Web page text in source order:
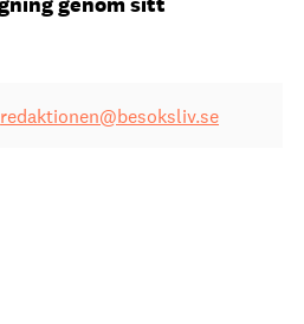
redaktionen@besoksliv.se